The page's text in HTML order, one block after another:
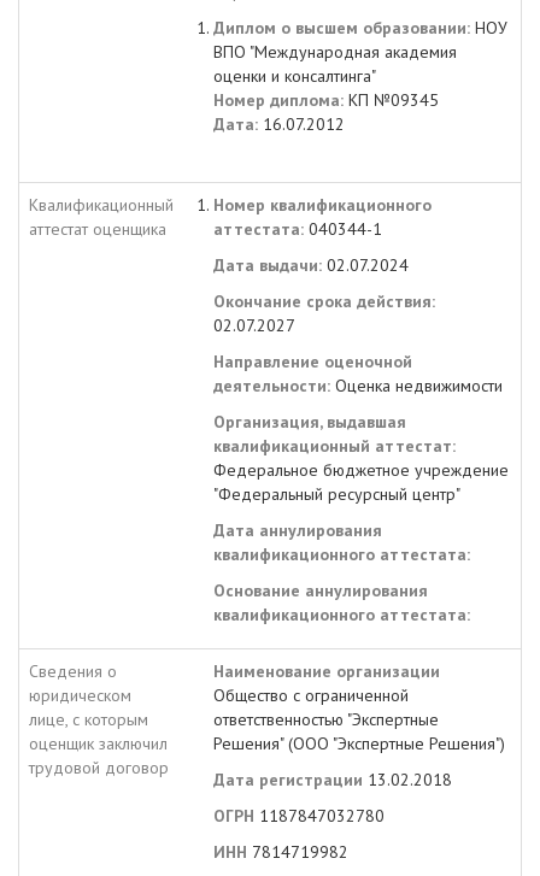
Диплом о высшем образовании: НОУ
ВПО "Международная академия
оценки и консалтинга"
Номер диплома: КП №09345
Дата: 16.07.2012
Квалификационный
аттестат оценщика
Номер квалификационного
аттестата: 040344-1
Дата выдачи: 02.07.2024
Окончание срока действия:
02.07.2027
Направление оценочной
деятельности: Оценка недвижимости
Организация, выдавшая
квалификационный аттестат:
Федеральное бюджетное учреждение
"Федеральный ресурсный центр"
Дата аннулирования
квалификационного аттестата:
Основание аннулирования
квалификационного аттестата:
Сведения о
юридическом
лице, с которым
оценщик заключил
трудовой договор
Наименование организации
Общество с ограниченной
ответственностью "Экспертные
Решения" (ООО "Экспертные Решения")
Дата регистрации 13.02.2018
ОГРН 1187847032780
ИНН 7814719982